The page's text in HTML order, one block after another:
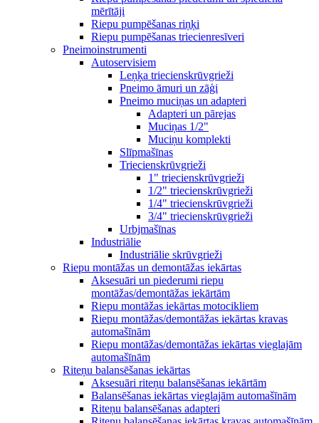
mērītāji
Riepu pumpēšanas riņķi
Riepu pumpēšanas triecienresīveri
Pneimoinstrumenti
Autoservisiem
Leņķa triecienskrūvgrieži
Pneimo āmuri un zāģi
Pneimo muciņas un adapteri
Adapteri un pārejas
Muciņas 1/2"
Muciņu komplekti
Slīpmašīnas
Triecienskrūvgrieži
1" triecienskrūvgrieži
1/2" triecienskrūvgrieži
1/4" triecienskrūvgrieži
3/4" triecienskrūvgrieži
Urbjmašīnas
Industriālie
Industriālie skrūvgrieži
Riepu montāžas un demontāžas iekārtas
Aksesuāri un piederumi riepu
montāžas/demontāžas iekārtām
Riepu montāžas iekārtas motocikliem
Riepu montāžas/demontāžas iekārtas kravas
automašīnām
Riepu montāžas/demontāžas iekārtas vieglajām
automašīnām
Riteņu balansēšanas iekārtas
Aksesuāri riteņu balansēšanas iekārtām
Balansēšanas iekārtas vieglajām automašīnām
Riteņu balansēšanas adapteri